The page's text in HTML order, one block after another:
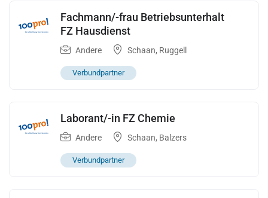
Fachmann/-frau Betriebsunterhalt
FZ Hausdienst
Andere Schaan, Ruggell
Verbundpartner
Laborant/-in FZ Chemie
Andere Schaan, Balzers
Verbundpartner